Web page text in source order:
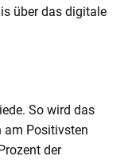
über das digitale
So wird das
am Positivsten
der